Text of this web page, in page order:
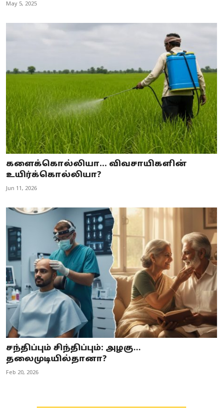
May 5, 2025
களைக்கொல்லியா... விவசாயிகளின்
உயிர்க்கொல்லியா?
Jun 11, 2026
சந்திப்பும் சிந்திப்பும்: அழகு...
தலைமுடியில்தானா?
Feb 20, 2026